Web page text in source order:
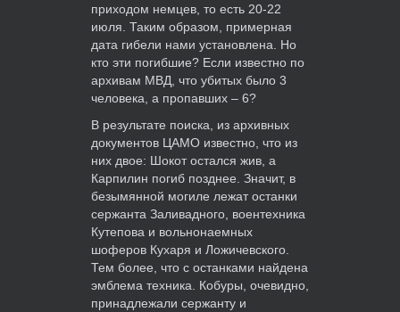
приходом немцев, то есть 20-22
июля. Таким образом, примерная
дата гибели нами установлена. Но
кто эти погибшие? Если известно по
архивам МВД, что убитых было 3
человека, а пропавших – 6?
В результате поиска, из архивных
документов ЦАМО известно, что из
них двое: Шокот остался жив, а
Карпилин погиб позднее. Значит, в
безымянной могиле лежат останки
сержанта Заливадного, воентехника
Кутепова и вольнонаемных
шоферов Кухаря и Ложичевского.
Тем более, что с останками найдена
эмблема техника. Кобуры, очевидно,
принадлежали сержанту и